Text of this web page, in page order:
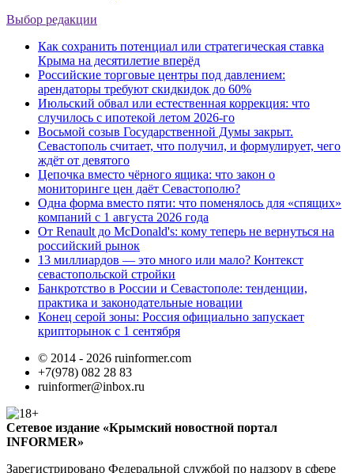
Выбор редакции
Как сохранить потенциал или стратегическая ставка
Крыма на десятилетие вперёд
Российские торговые центры под давлением:
арендаторы требуют скидкидок до 60%
Июльский обвал или естественная коррекция: что
случилось с ипотекой летом 2026-го
Восьмой созыв Государственной Думы закрыт.
Севастополь считает, что получил, и формулирует, чего
ждёт от девятого
Цепочка вместо чёрного ящика: что закон о
мониторинге цен даёт Севастополю?
Одна форма вместо пяти: что поменялось для «спящих»
компаний с 1 августа 2026 года
От Renault до McDonald's: кому теперь не вернуться на
российский рынок
13 миллиардов — это много или мало? Контекст
севастопольской стройки
Банкротство в России и Севастополе: тенденции,
практика и законодательные новации
Конец серой зоны: Россия официально запускает
крипторынок с 1 сентября
© 2014 - 2026 ruinformer.com
+7(978) 082 28 83
ruinformer@inbox.ru
Сетевое издание «Крымский новостной портал
INFORMER»
Зарегистрировано Федеральной службой по надзору в сфере